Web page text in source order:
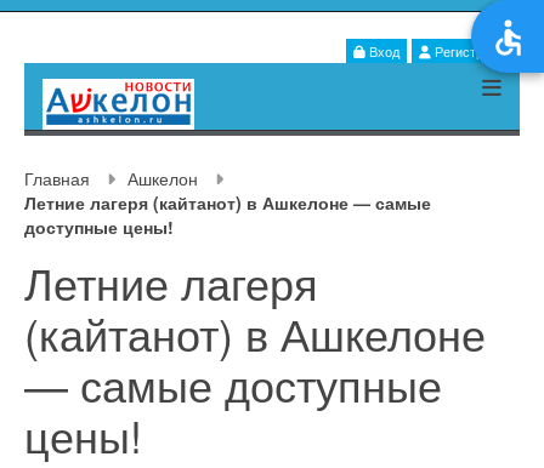
Вход Регистрация
Главная
Ашкелон
Летние лагеря (кайтанот) в Ашкелоне — самые
доступные цены!
Летние лагеря
(кайтанот) в Ашкелоне
— самые доступные
цены!